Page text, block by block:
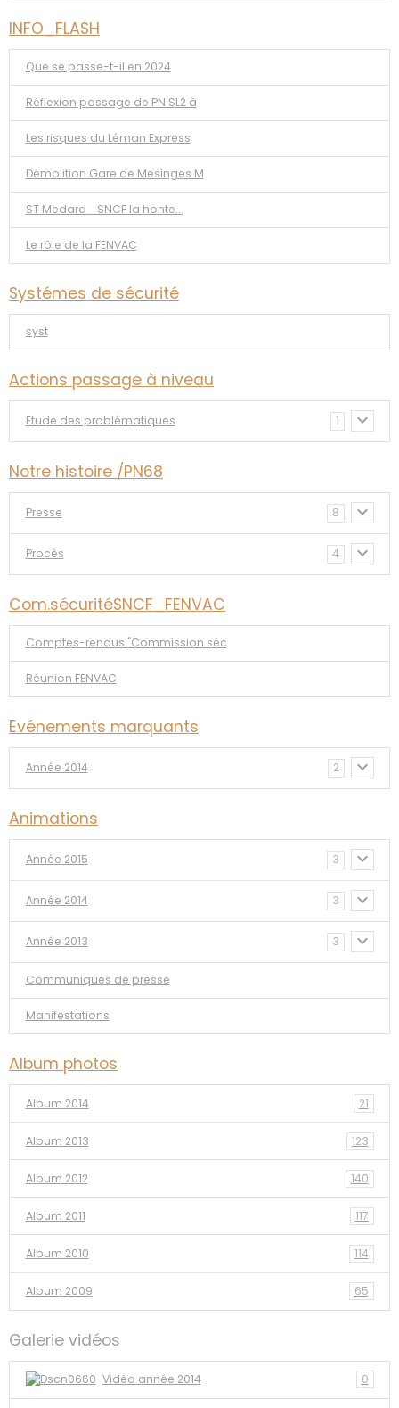
INFO_FLASH
Que se passe-t-il en 2024
Réflexion passage de PN SL2 à
Les risques du Léman Express
Démolition Gare de Mesinges M
ST Medard _SNCF la honte...
Le rôle de la FENVAC
Systémes de sécurité
syst
Actions passage à niveau
Etude des problématiques 1
Notre histoire /PN68
Presse 8
Procès 4
Com.sécuritéSNCF_FENVAC
Comptes-rendus "Commission séc
Réunion FENVAC
Evénements marquants
Année 2014 2
Animations
Année 2015 3
Année 2014 3
Année 2013 3
Communiqués de presse
Manifestations
Album photos
Album 2014 21
Album 2013 123
Album 2012 140
Album 2011 117
Album 2010 114
Album 2009 65
Galerie vidéos
Vidéo année 2014 0